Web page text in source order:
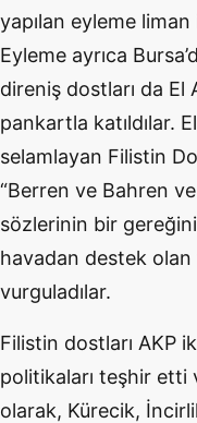
yapılan eyleme
Eyleme ayrıca
direniş dostları da El
pankartla katıldılar.
selamlayan Filistin
“Berren ve Bahren
sözlerinin bir
havadan destek
vurguladılar.
Filistin dostları AKP
politikaları teşhir etti
olarak, Kürecik,